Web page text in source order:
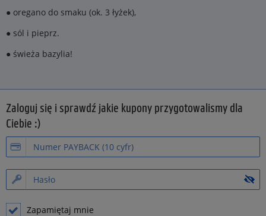
● oregano do smaku (ok. 3 łyżek),
● sól i pieprz.
● świeża bazylia!
Zaloguj się i sprawdź jakie kupony przygotowalismy dla
Ciebie :)
Zapamiętaj mnie